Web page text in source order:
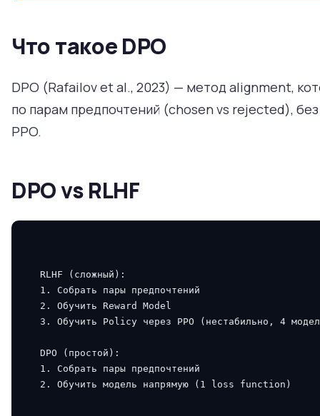
Что такое DPO
DPO (Rafailov et al., 2023) — метод alignment,
по парам предпочтений (chosen vs rejected),
PPO.
DPO vs RLHF
RLHF (сложный):
1. Собрать пары предпочтений
2. Обучить Reward Model
3. Обучить Policy через PPO (нестабильно, 4
DPO (простой):
1. Собрать пары предпочтений